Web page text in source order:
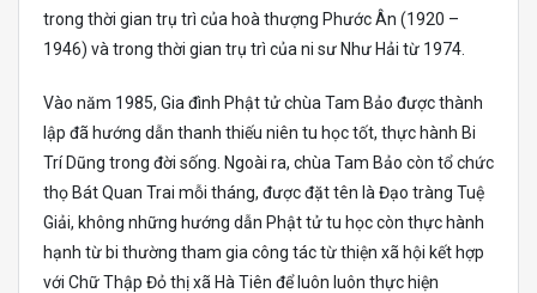
trong thời gian trụ trì của hoà thượng Phước Ân (1920 –
1946) và trong thời gian trụ trì của ni sư Như Hải từ 1974.
Vào năm 1985, Gia đình Phật tử chùa Tam Bảo được thành
lập đã hướng dẫn thanh thiếu niên tu học tốt, thực hành Bi
Trí Dũng trong đời sống. Ngoài ra, chùa Tam Bảo còn tổ chức
thọ Bát Quan Trai mỗi tháng, được đặt tên là Đạo tràng Tuệ
Giải, không những hướng dẫn Phật tử tu học còn thực hành
hạnh từ bi thường tham gia công tác từ thiện xã hội kết hợp
với Chữ Thập Đỏ thị xã Hà Tiên để luôn luôn thực hiện